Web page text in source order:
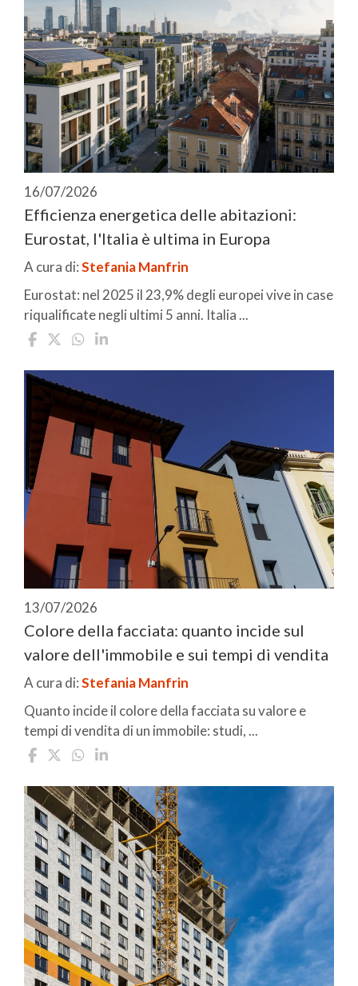
16/07/2026
Efficienza energetica delle abitazioni:
Eurostat, l'Italia è ultima in Europa
A cura di:Stefania Manfrin
Eurostat: nel 2025 il 23,9% degli europei vive in case
riqualificate negli ultimi 5 anni. Italia ...
13/07/2026
Colore della facciata: quanto incide sul
valore dell'immobile e sui tempi di vendita
A cura di:Stefania Manfrin
Quanto incide il colore della facciata su valore e
tempi di vendita di un immobile: studi, ...